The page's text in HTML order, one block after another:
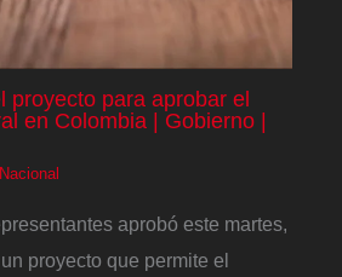
proyecto para aprobar el
en Colombia | Gobierno |
Nacional
aprobó este martes,
proyecto que permite el